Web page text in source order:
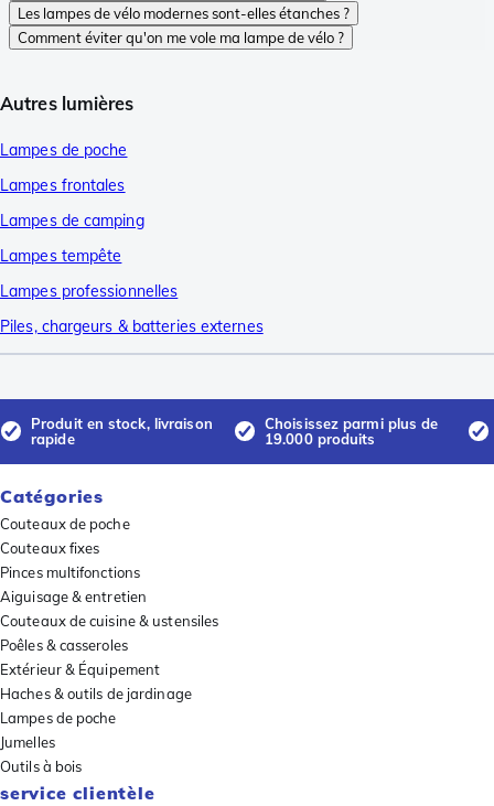
Les lampes de vélo modernes sont-elles étanches ?
Comment éviter qu'on me vole ma lampe de vélo ?
Autres lumières
Lampes de poche
Lampes frontales
Lampes de camping
Lampes tempête
Lampes professionnelles
Piles, chargeurs & batteries externes
Produit en stock, livraison
rapide
Choisissez parmi plus de
19.000 produits
Catégories
Couteaux de poche
Couteaux fixes
Pinces multifonctions
Aiguisage & entretien
Couteaux de cuisine & ustensiles
Poêles & casseroles
Extérieur & Équipement
Haches & outils de jardinage
Lampes de poche
Jumelles
Outils à bois
service clientèle